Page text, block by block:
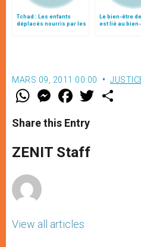
Tchad : Les enfants
déplacés nourris par les
Le bien-être
est lié au
MARS 09, 2011 00:00
W
t
s
p
p
M
e
s
e
g
e
F
a
e
b
o
k
w
Share this Entry
ZENIT Staff
View all articles